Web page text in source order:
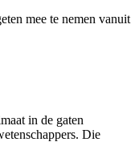
mee te nemen vanuit
in de gaten
Die